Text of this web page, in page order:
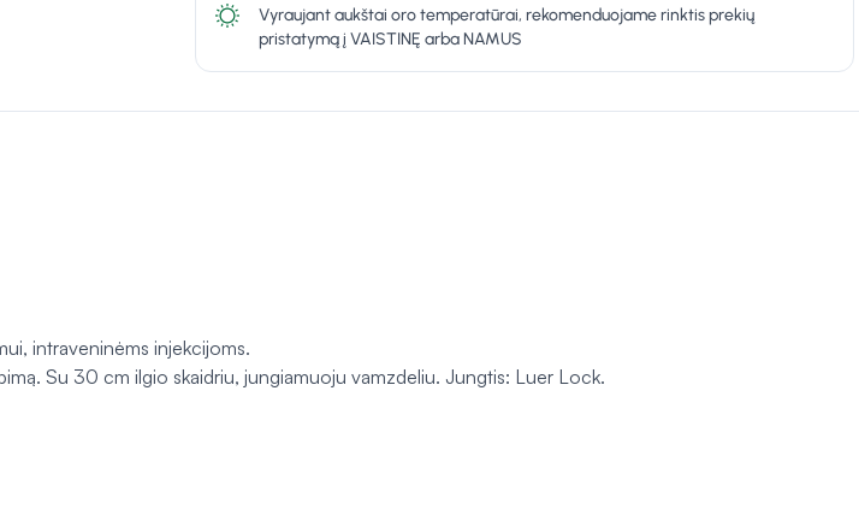
Vyraujant aukštai oro temperatūrai, rekomenduojame rinktis prekių
pristatymą į VAISTINĘ arba NAMUS
intraveninėms injekcijoms.
Su 30 cm ilgio skaidriu, jungiamuoju vamzdeliu. Jungtis: Luer Lock.